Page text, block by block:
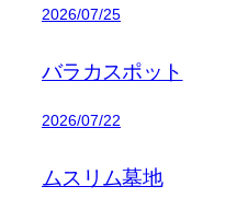
2026/07/25
バラカスポット
2026/07/22
ムスリム墓地